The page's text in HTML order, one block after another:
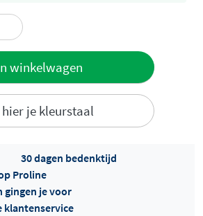
winkelwagen
hier je kleurstaal
30 dagen bedenktijd
Proline
gingen je voor
klantenservice